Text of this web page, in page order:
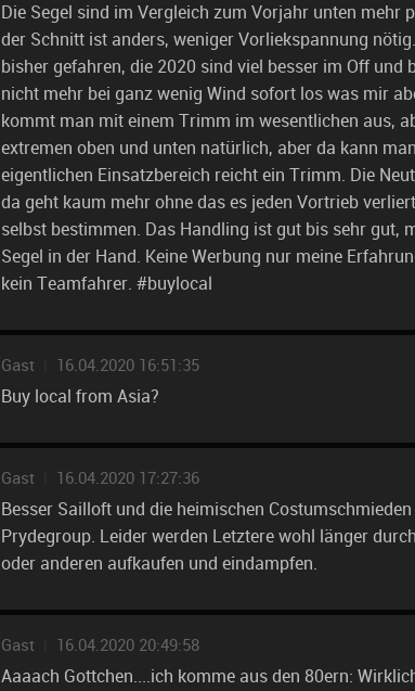
Die Segel sind im Vergleich zum Vorjahr unten mehr
der Schnitt ist anders, weniger Vorliekspannung
bisher gefahren, die 2020 sind viel besser im Off und
nicht mehr bei ganz wenig Wind sofort los was mir
kommt man mit einem Trimm im wesentlichen aus,
extremen oben und unten natürlich, aber da kann
eigentlichen Einsatzbereich reicht ein Trimm. Die
da geht kaum mehr ohne das es jeden Vortrieb
selbst bestimmen. Das Handling ist gut bis sehr gut,
Segel in der Hand. Keine Werbung nur meine
kein Teamfahrer. #buylocal
Gast 16.04.2020 16:51:35
Buy local from Asia?
Gast 16.04.2020 17:27:36
Besser Sailloft und die heimischen
Prydegroup. Leider werden Letztere wohl länger
oder anderen aufkaufen und eindampfen.
Gast 16.04.2020 20:49:58
Aaaach Gottchen....ich komme aus den 80ern: